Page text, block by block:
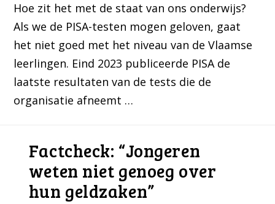
Hoe zit het met de staat van ons onderwijs?
Als we de PISA-testen mogen geloven, gaat
het niet goed met het niveau van de Vlaamse
leerlingen. Eind 2023 publiceerde PISA de
laatste resultaten van de tests die de
organisatie afneemt …
Factcheck: “Jongeren
weten niet genoeg over
hun geldzaken”